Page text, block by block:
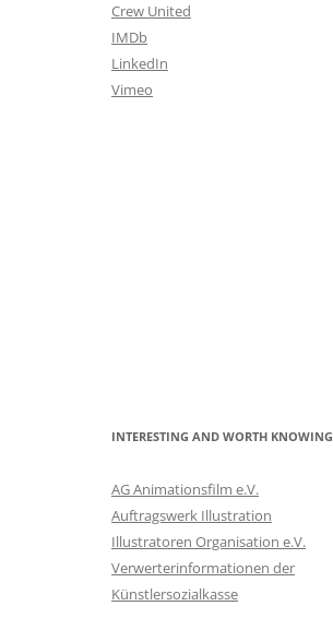
Crew United
IMDb
LinkedIn
Vimeo
INTERESTING AND WORTH KNOWING
AG Animationsfilm e.V.
Auftragswerk Illustration
Illustratoren Organisation e.V.
Verwerterinformationen der
Künstlersozialkasse